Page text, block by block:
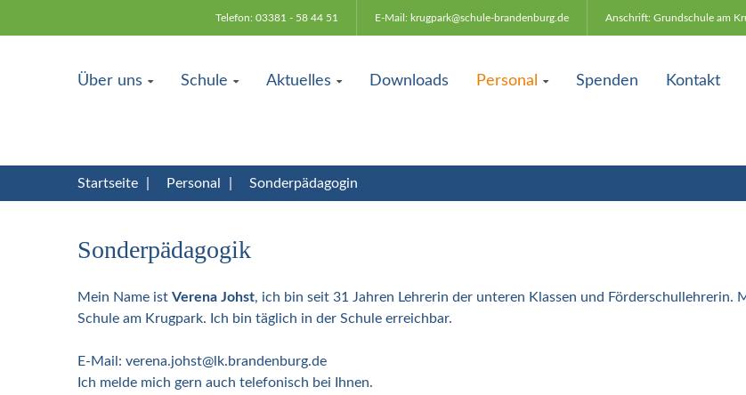
Telefon: 03381 - 58 44 51 E-Mail: krugpark@schule-brandenburg.de Anschrift: Grundschule am
Über uns Schule Aktuelles Downloads Personal Spenden Kontakt
Startseite Personal Sonderpädagogin
Sonderpädagogik
Mein Name ist Verena Johst, ich bin seit 31 Jahren Lehrerin der unteren Klassen und
Schule am Krugpark. Ich bin täglich in der Schule erreichbar.
E-Mail: verena.johst@lk.brandenburg.de
Ich melde mich gern auch telefonisch bei Ihnen.